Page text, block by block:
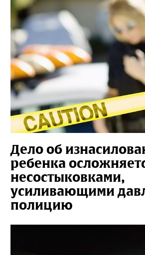
Дело об
ребенка
несостыковками,
усиливающими
полицию